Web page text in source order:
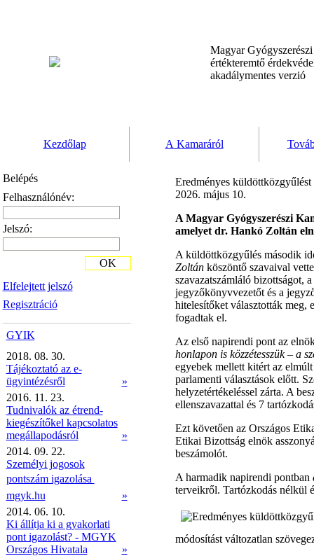
Magyar
értékteremtő
akadálymentes verzió
Kezdőlap A Kamaráról
Belépés
Felhasználónév:
Jelszó:
Elfelejtett jelszó
Regisztráció
OK
GYIK
2018. 08. 30.
Tájékoztató az e-
ügyintézésről
»
2016. 11. 23.
Tudnivalók az étrend-
kiegészítőkel kapcsolatos
megállapodásról
»
2014. 09. 22.
Személyi jogosok
pontszám igazolása 
mgyk.hu
»
2014. 06. 10.
Ki állítja ki a gyakorlati
pont igazolást? - MGYK
Országos Hivatala
»
Eredményes küldöttközgyűlést
2026. május 10.
A Magyar Gyógyszerészi
amelyet dr. Hankó Zoltán
A küldöttközgyűlés második
Zoltánköszöntő szavaival
szavazatszámláló bizottságot, a
jegyzőkönyvvezetőt és a
hitelesítőket választották meg,
fogadtak el.
Az első napirendi pont az
honlapon is közzétesszük – a
egyebek mellett kitért az
parlamenti választások előtt.
helyzetértékeléssel zárta. A
ellenszavazattal és 7
Ezt követően az Országos
Etikai Bizottság elnök
beszámolót.
A harmadik napirendi pontban
terveikről. Tartózkodás nélkül
módosítást változatlan